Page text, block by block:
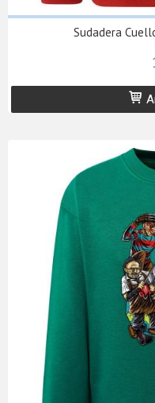
Sudadera